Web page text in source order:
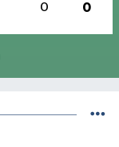
0 0